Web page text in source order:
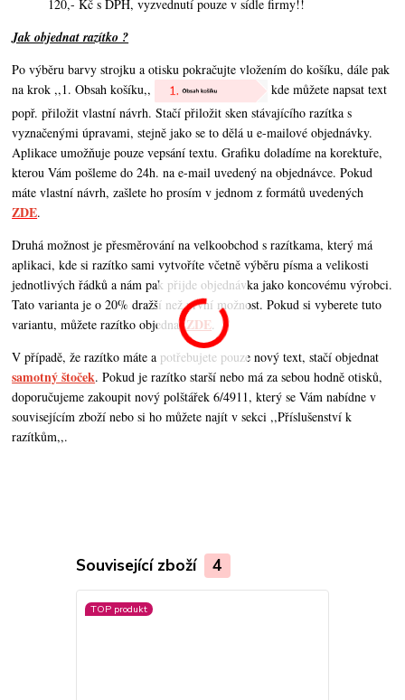
120,- Kč s DPH, vyzvednutí pouze v sídle firmy!!
Jak objednat razítko ?
Po výběru barvy strojku a otisku pokračujte vložením do košíku, dále pak
na krok ,,1. Obsah košíku,,
kde můžete napsat text
popř. přiložit vlastní návrh. Stačí přiložit sken stávajícího razítka s
vyznačenými úpravami, stejně jako se to dělá u e-mailové objednávky.
Aplikace umožňuje pouze vepsání textu. Grafiku doladíme na korektuře,
kterou Vám pošleme do 24h. na e-mail uvedený na objednávce. Pokud
máte vlastní návrh,zašlete ho prosím v jednom z formátů uvedených
ZDE.
Druhá možnost je přesměrování na velkoobchod s razítkama, který má
aplikaci, kde si razítko sami vytvoříte včetně výběru písma a velikosti
jednotlivých řádků a nám pak přijde objednávka jako koncovému výrobci.
Tato varianta je o 20% dražší než první možnost. Pokud si vyberete tuto
variantu, můžete razítko objednatZDE.
V případě, že razítko máte a potřebujete pouze nový text, stačí objednat
samotný štoček. Pokud je razítko starší nebo má za sebou hodně otisků,
doporučujeme zakoupit nový polštářek 6/4911, který se Vám nabídne v
souvisejícím zboží nebo si ho můžete najít v sekci ,,Příslušenství k
razítkům,,.
Související zboží 4
TOP produkt